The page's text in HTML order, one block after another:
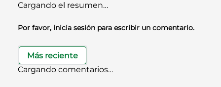
Cargando el resumen…
Por favor, inicia sesión para escribir un comentario.
Más reciente
Cargando comentarios…